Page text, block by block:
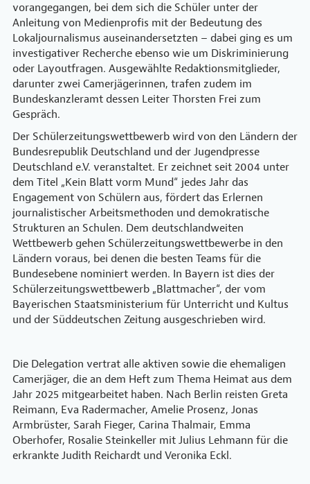
vorangegangen, bei dem sich die Schüler unter der
Anleitung von Medienprofis mit der Bedeutung des
Lokaljournalismus auseinandersetzten – dabei ging es um
investigativer Recherche ebenso wie um Diskriminierung
oder Layoutfragen. Ausgewählte Redaktionsmitglieder,
darunter zwei Camerjägerinnen, trafen zudem im
Bundeskanzleramt dessen Leiter Thorsten Frei zum
Gespräch.
Der Schülerzeitungswettbewerb wird von den Ländern der
Bundesrepublik Deutschland und der Jugendpresse
Deutschland e.V. veranstaltet. Er zeichnet seit 2004 unter
dem Titel „Kein Blatt vorm Mund“ jedes Jahr das
Engagement von Schülern aus, fördert das Erlernen
journalistischer Arbeitsmethoden und demokratische
Strukturen an Schulen. Dem deutschlandweiten
Wettbewerb gehen Schülerzeitungswettbewerbe in den
Ländern voraus, bei denen die besten Teams für die
Bundesebene nominiert werden. In Bayern ist dies der
Schülerzeitungswettbewerb „Blattmacher“, der vom
Bayerischen Staatsministerium für Unterricht und Kultus
und der Süddeutschen Zeitung ausgeschrieben wird.
Die Delegation vertrat alle aktiven sowie die ehemaligen
Camerjäger, die an dem Heft zum Thema Heimat aus dem
Jahr 2025 mitgearbeitet haben. Nach Berlin reisten Greta
Reimann, Eva Radermacher, Amelie Prosenz, Jonas
Armbrüster, Sarah Fieger, Carina Thalmair, Emma
Oberhofer, Rosalie Steinkeller mit Julius Lehmann für die
erkrankte Judith Reichardt und Veronika Eckl.